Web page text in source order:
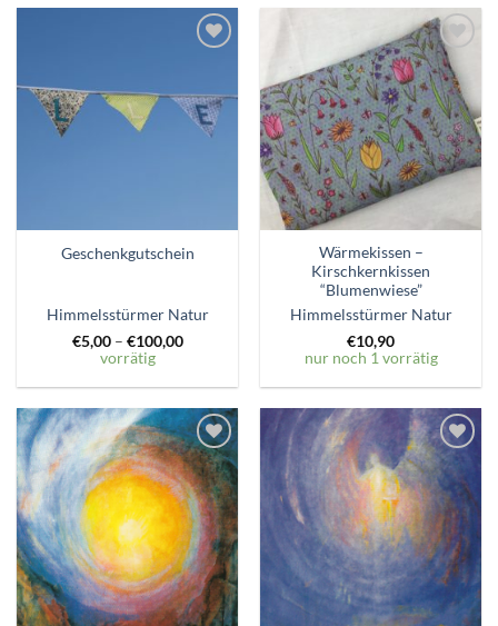
hinzufügen
Geschenkgutschein
Himmelsstürmer Natur
€5,00– €100,00
vorrätig
Zum
Wunschzettel
hinzufügen
Wärmekissen –
Kirschkernkissen
“Blumenwiese”
Himmelsstürmer Natur
€10,90
nur noch 1 vorrätig
Zum
Wunschzettel
hinzufügen
Zum
Wunschzettel
hinzufügen